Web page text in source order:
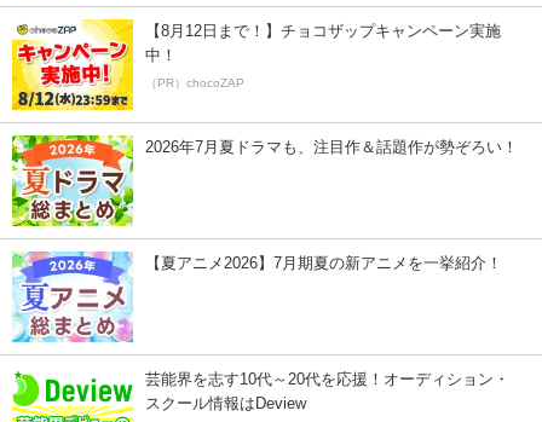
【8月12日まで！】チョコザップキャンペーン実施
中！
（PR）chocoZAP
2026年7月夏ドラマも、注目作＆話題作が勢ぞろい！
【夏アニメ2026】7月期夏の新アニメを一挙紹介！
芸能界を志す10代～20代を応援！オーディション・
スクール情報はDeview